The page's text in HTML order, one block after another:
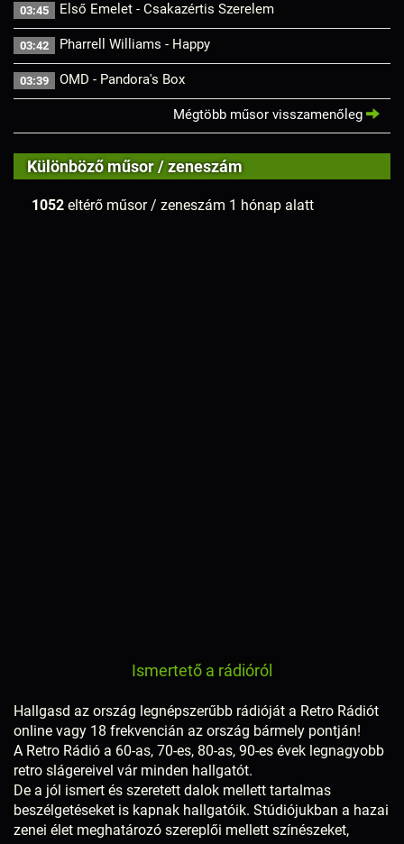
03:45 Első Emelet - Csakazértis Szerelem
03:42 Pharrell Williams - Happy
03:39 OMD - Pandora's Box
Mégtöbb műsor visszamenőleg
Különböző műsor / zeneszám
1052 eltérő műsor / zeneszám 1 hónap alatt
Ismertető a rádióról
Hallgasd az ország legnépszerűbb rádióját a Retro Rádiót
online vagy 18 frekvencián az ország bármely pontján!
A Retro Rádió a 60-as, 70-es, 80-as, 90-es évek legnagyobb
retro slágereivel vár minden hallgatót.
De a jól ismert és szeretett dalok mellett tartalmas
beszélgetéseket is kapnak hallgatóik. Stúdiójukban a hazai
zenei élet meghatározó szereplői mellett színészeket,